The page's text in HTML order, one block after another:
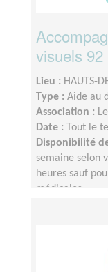
visuels 92
Lieu : HAUTS-
Type : Aide au
Association :
Date :
Tout le
Disponibilité
semaine selon
heures sauf
médicales.